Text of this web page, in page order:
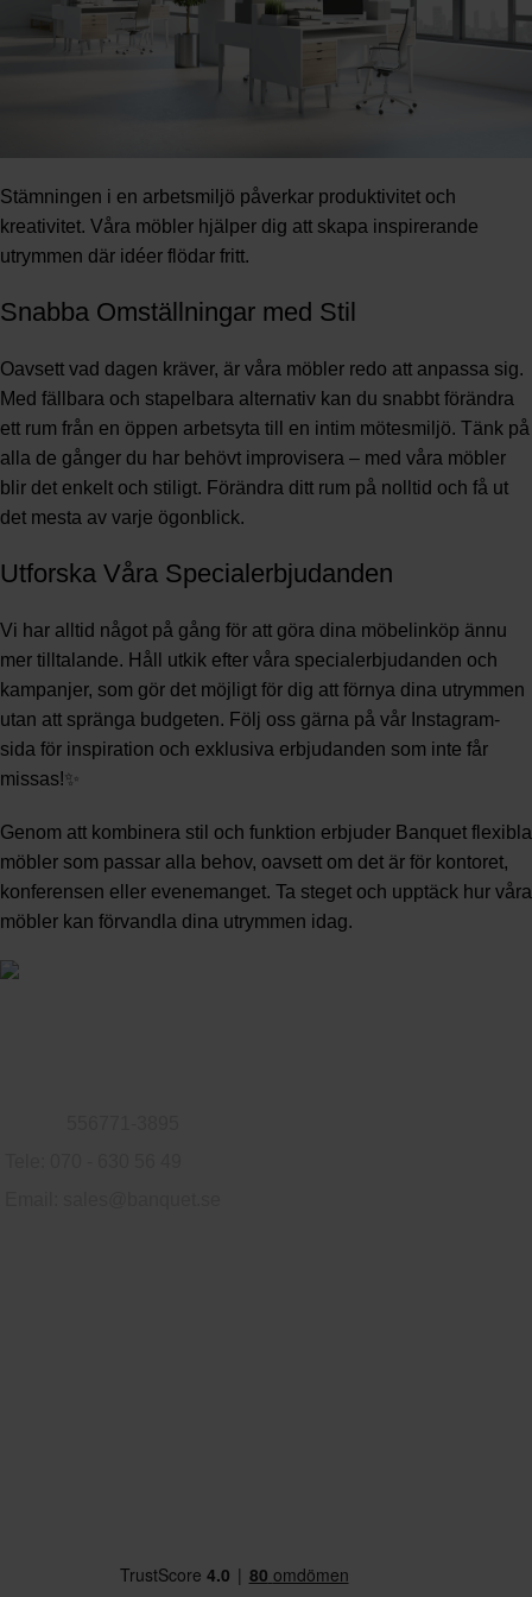
Stämningen i en arbetsmiljö påverkar produktivitet och
kreativitet. Våra möbler hjälper dig att skapa inspirerande
utrymmen där idéer flödar fritt.
Snabba Omställningar med Stil
Oavsett vad dagen kräver, är våra möbler redo att anpassa sig.
Med fällbara och stapelbara alternativ kan du snabbt förändra
ett rum från en öppen arbetsyta till en intim mötesmiljö. Tänk på
alla de gånger du har behövt improvisera – med våra möbler
blir det enkelt och stiligt. Förändra ditt rum på nolltid och få ut
det mesta av varje ögonblick.
Utforska Våra Specialerbjudanden
Vi har alltid något på gång för att göra dina möbelinköp ännu
mer tilltalande. Håll utkik efter våra specialerbjudanden och
kampanjer, som gör det möjligt för dig att förnya dina utrymmen
utan att spränga budgeten. Följ oss gärna på vår Instagram-
sida för inspiration och exklusiva erbjudanden som inte får
missas!✨
Genom att kombinera stil och funktion erbjuder Banquet flexibla
möbler som passar alla behov, oavsett om det är för kontoret,
konferensen eller evenemanget. Ta steget och upptäck hur våra
möbler kan förvandla dina utrymmen idag.